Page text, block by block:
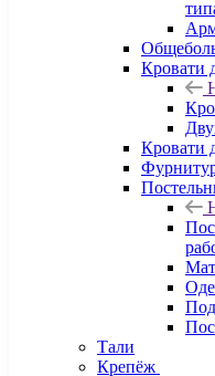
Кровати
Кровати
Тали
Крепёж